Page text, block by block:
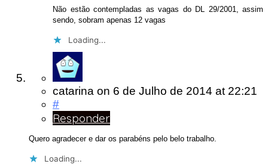
Não estão contempladas as vagas do DL 29/2001, assim
sendo, sobram apenas 12 vagas
Loading...
catarina on 6 de Julho de 2014 at 22:21
#
Responder
Quero agradecer e dar os parabéns pelo belo trabalho.
Loading...